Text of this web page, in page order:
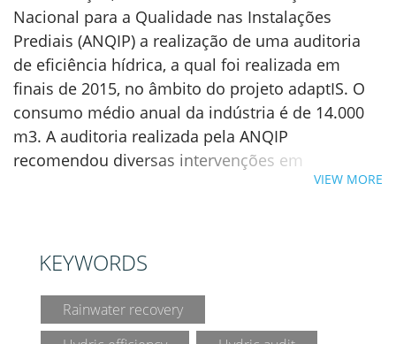
Nacional para a Qualidade nas Instalações
Prediais (ANQIP) a realização de uma auditoria
de eficiência hídrica, a qual foi realizada em
finais de 2015, no âmbito do projeto adaptIS. O
consumo médio anual da indústria é de 14.000
m3. A auditoria realizada pela ANQIP
recomendou diversas intervenções em
chuveiros, autoclismos, mictórios e torneiras.
mas concluiu-se pela reduzida viabilidade
solução de drenagem adotada nas coberturas.
Nas suas conclusões, a auditoria apontou para
VIEW MORE
KEYWORDS
Rainwater recovery